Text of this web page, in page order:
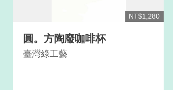
NT$1,280
圓。方陶廢咖啡杯
臺灣綠工藝